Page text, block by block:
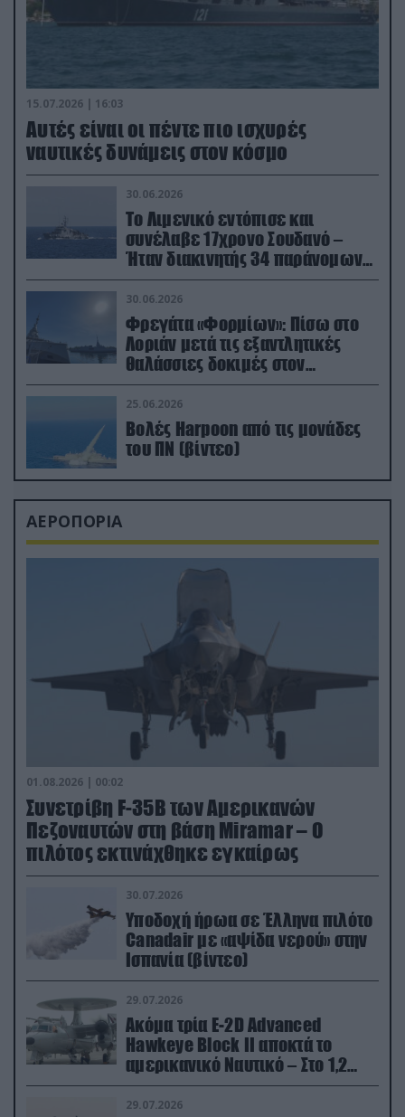
15.07.2026 | 16:03
Aυτές είναι οι πέντε πιο ισχυρές
ναυτικές δυνάμεις στον κόσμο
30.06.2026
Το Λιμενικό εντόπισε και
συνέλαβε 17χρονο Σουδανό –
Ήταν διακινητής 34 παράνομων
μεταναστών
30.06.2026
Φρεγάτα «Φορμίων»: Πίσω στο
Λοριάν μετά τις εξαντλητικές
θαλάσσιες δοκιμές στον
απαιτητικό Βισκαϊκό
25.06.2026
Βολές Harpoon από τις μονάδες
του ΠΝ (βίντεο)
ΑΕΡΟΠΟΡΙΑ
01.08.2026 | 00:02
Συνετρίβη F-35B των Αμερικανών
Πεζοναυτών στη βάση Miramar – Ο
πιλότος εκτινάχθηκε εγκαίρως
30.07.2026
Υποδοχή ήρωα σε Έλληνα πιλότο
Canadair με «αψίδα νερού» στην
Ισπανία (βίντεο)
29.07.2026
Ακόμα τρία E-2D Advanced
Hawkeye Block II αποκτά το
αμερικανικό Ναυτικό – Στο 1,2
δισ.δολάρια το κόστος
29.07.2026